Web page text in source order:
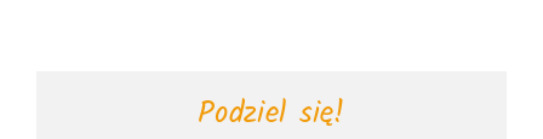
Podziel się!